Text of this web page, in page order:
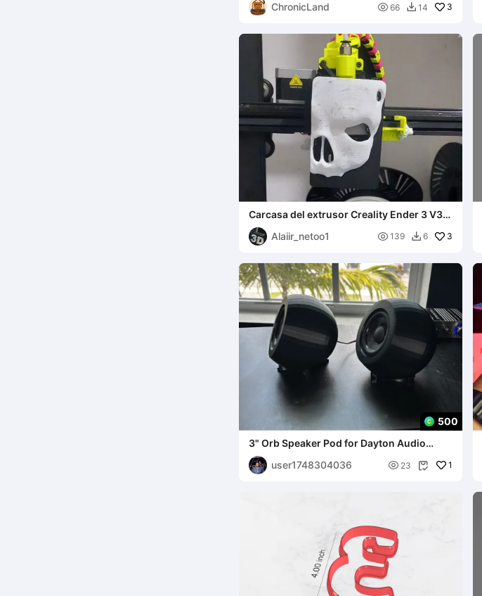
ChronicLand
 66  14 3
Carcasa del extrusor Creality Ender 3 V3
KE
Alaiir_netoo1
 139  6 3
500
3" Orb Speaker Pod for Dayton Audio
PC83-4 | STL Files (With
user1748304036
 23  1